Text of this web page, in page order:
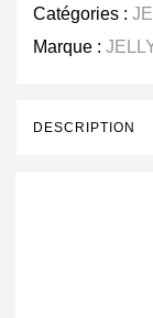
Catégories :
Marque :
DESCRIPTION